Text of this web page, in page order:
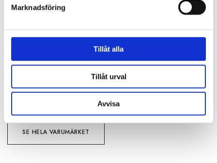
Marknadsföring
Tillåt alla
Tillåt urval
Avvisa
30 dagars öppet köp - gäller ej företagskunder eller beställningsvaror
VISA ALLT INOM KUDDFODRAL
SE HELA VARUMÄRKET